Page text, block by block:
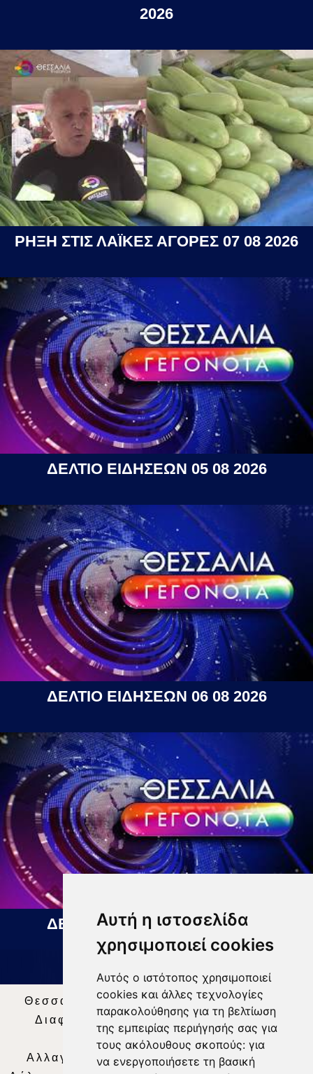
Αυτή η ιστοσελίδα
χρησιμοποιεί cookies
Αυτός ο ιστότοπος χρησιμοποιεί
cookies και άλλες τεχνολογίες
παρακολούθησης για τη βελτίωση
της εμπειρίας περιήγησής σας για
τους ακόλουθους σκοπούς: για
να ενεργοποιήσετε τη βασική
2026
ΡΗΞΗ ΣΤΙΣ ΛΑΪΚΕΣ ΑΓΟΡΕΣ 07 08 2026
ΔΕΛΤΙΟ ΕΙΔΗΣΕΩΝ 05 08 2026
ΔΕΛΤΙΟ ΕΙΔΗΣΕΩΝ 06 08 2026
ΔΕΛΤΙΟ ΕΙΔΗΣΕΩΝ 07 08 2026
Θεσσαλία Τηλεόραση|SNG Services
Διαφήμιση | Όροι Χρήσης |Δήλωση
Απορρήτου |
Περιεχόμενο
Αλλαγή Προτιμήσεων για τα Cookies